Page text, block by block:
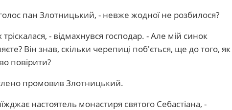
пан Злотницький, - невже жодної не розбилося?
тріскалася, - відмахнувся господар. - Але мій синок
Він знав, скільки черепиці поб'ється, ще до того, як
повірити?
промовив Злотницький.
настоятель монастиря святого Себастіана, -